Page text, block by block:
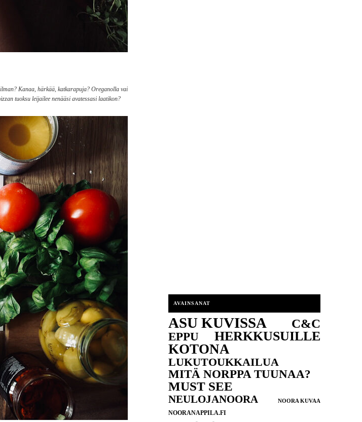
Kanaa, härkää, katkarapuja? Oreganolla vai
tuoksu leijailee nenääsi avatessasi laatikon?
AVAINSANAT
ASU KUVISSA C&C
EPPU HERKKUSUILLE
KOTONA
LUKUTOUKKAILUA
MITÄ NORPPA TUUNAA?
MUST SEE
NEULOJANOORA NOORA KUVAA
NOORANAPPILA.FI